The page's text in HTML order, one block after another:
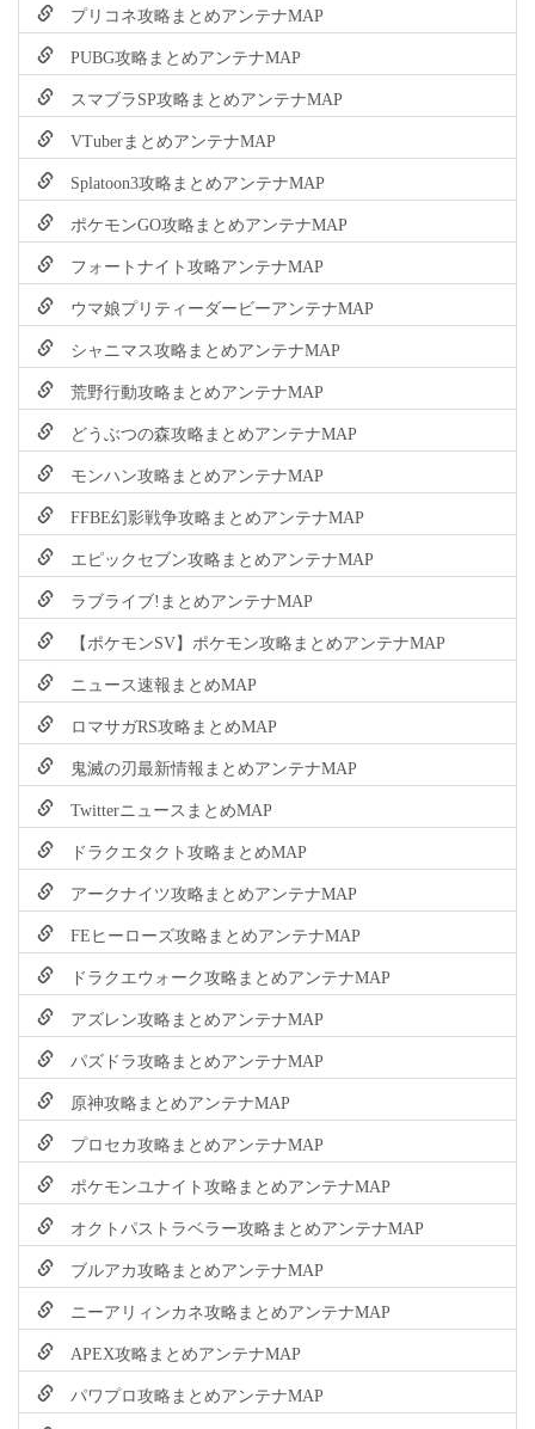
プリコネ攻略まとめアンテナMAP
PUBG攻略まとめアンテナMAP
スマブラSP攻略まとめアンテナMAP
VTuberまとめアンテナMAP
Splatoon3攻略まとめアンテナMAP
ポケモンGO攻略まとめアンテナMAP
フォートナイト攻略アンテナMAP
ウマ娘プリティーダービーアンテナMAP
シャニマス攻略まとめアンテナMAP
荒野行動攻略まとめアンテナMAP
どうぶつの森攻略まとめアンテナMAP
モンハン攻略まとめアンテナMAP
FFBE幻影戦争攻略まとめアンテナMAP
エピックセブン攻略まとめアンテナMAP
ラブライブ!まとめアンテナMAP
【ポケモンSV】ポケモン攻略まとめアンテナMAP
ニュース速報まとめMAP
ロマサガRS攻略まとめMAP
鬼滅の刃最新情報まとめアンテナMAP
TwitterニュースまとめMAP
ドラクエタクト攻略まとめMAP
アークナイツ攻略まとめアンテナMAP
FEヒーローズ攻略まとめアンテナMAP
ドラクエウォーク攻略まとめアンテナMAP
アズレン攻略まとめアンテナMAP
パズドラ攻略まとめアンテナMAP
原神攻略まとめアンテナMAP
プロセカ攻略まとめアンテナMAP
ポケモンユナイト攻略まとめアンテナMAP
オクトパストラベラー攻略まとめアンテナMAP
ブルアカ攻略まとめアンテナMAP
ニーアリィンカネ攻略まとめアンテナMAP
APEX攻略まとめアンテナMAP
パワプロ攻略まとめアンテナMAP